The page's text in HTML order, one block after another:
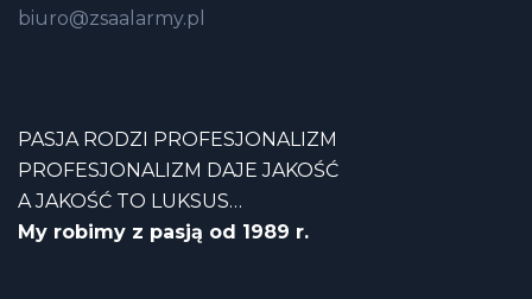
biuro@zsaalarmy.pl
PASJA RODZI PROFESJONALIZM
PROFESJONALIZM DAJE JAKOŚĆ
A JAKOŚĆ TO LUKSUS…
My robimy z pasją od 1989 r.